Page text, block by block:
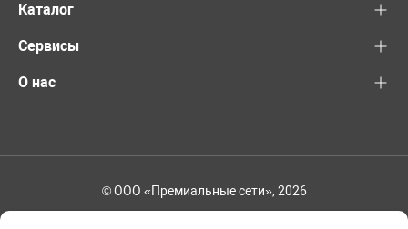
Каталог
Сервисы
О нас
© ООО «Премиальные сети», 2026